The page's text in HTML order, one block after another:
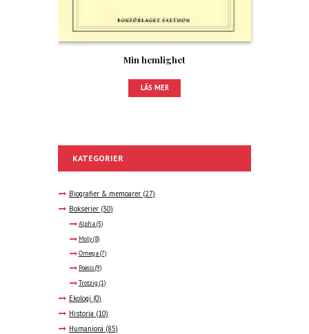
Min hemlighet
LÄS MER
KATEGORIER
Biografier & memoarer (27)
Bokserier (30)
Alpha(5)
Moly(8)
Omega(7)
Poesis(9)
Trotzig (1)
Ekologi (0)
Historia (10)
Humaniora (85)